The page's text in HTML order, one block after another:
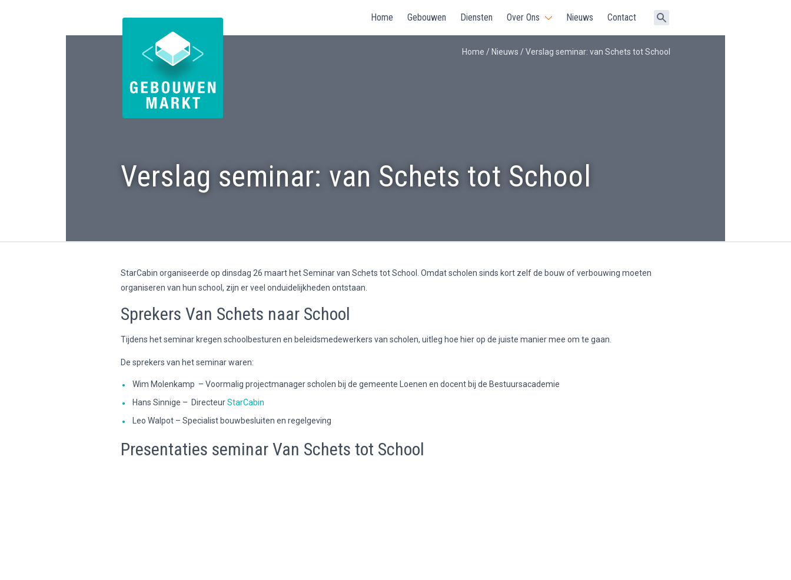
Home Gebouwen Diensten Over Ons Nieuws Contact
Home / Nieuws / Verslag seminar: van Schets tot School
Verslag seminar: van Schets tot School
StarCabin organiseerde op dinsdag 26 maart het Seminar van Schets tot School. Omdat scholen sinds kort zelf de bouw of verbouwing moeten
organiseren van hun school, zijn er veel onduidelijkheden ontstaan.
Sprekers Van Schets naar School
Tijdens het seminar kregen schoolbesturen en beleidsmedewerkers van scholen, uitleg hoe hier op de juiste manier mee om te gaan.
De sprekers van het seminar waren:
Wim Molenkamp – Voormalig projectmanager scholen bij de gemeente Loenen en docent bij de Bestuursacademie
Hans Sinnige – DirecteurStarCabin
Leo Walpot – Specialist bouwbesluiten en regelgeving
Presentaties seminar Van Schets tot School